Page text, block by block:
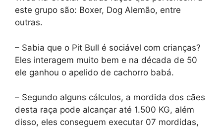
este grupo são: Boxer, Dog Alemão, entre
outras.
– Sabia que o Pit Bull é sociável com crianças?
Eles interagem muito bem e na década de 50
ele ganhou o apelido de cachorro babá.
– Segundo alguns cálculos, a mordida dos cães
desta raça pode alcançar até 1.500 KG, além
disso, eles conseguem executar 07 mordidas,